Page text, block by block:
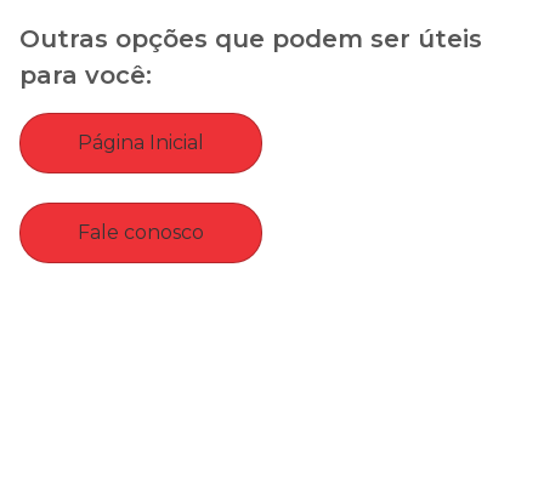
Outras opções que podem ser úteis
para você:
Página Inicial
Fale conosco